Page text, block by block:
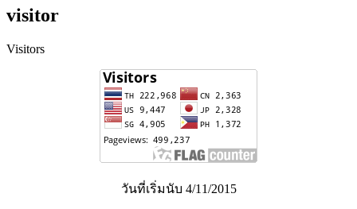
visitor
Visitors
วันที่เริ่มนับ 4/11/2015